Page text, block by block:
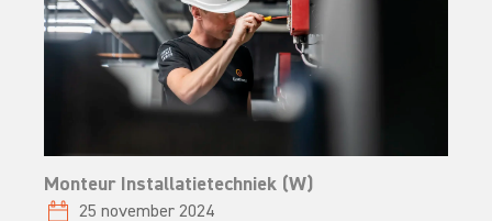
Monteur Installatietechniek (W)
25 november 2024